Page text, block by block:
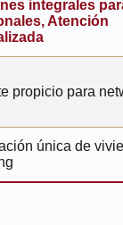
integrales
Atención
propicio para
única de